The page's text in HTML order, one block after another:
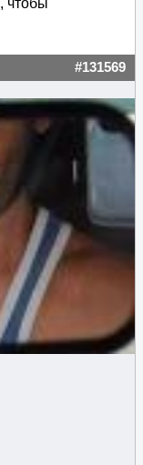
, чтобы
#131569